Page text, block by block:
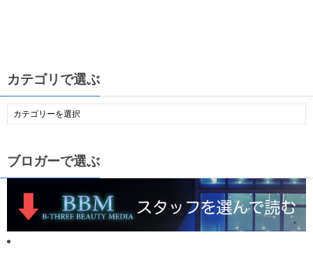
カテゴリで選ぶ
ブロガーで選ぶ